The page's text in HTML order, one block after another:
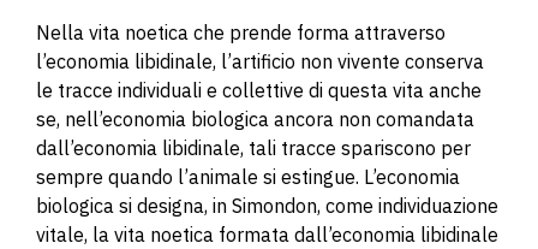
Nella vita noetica che prende forma attraverso
l’economia libidinale, l’artificio non vivente conserva
le tracce individuali e collettive di questa vita anche
se, nell’economia biologica ancora non comandata
dall’economia libidinale, tali tracce spariscono per
sempre quando l’animale si estingue. L’economia
biologica si designa, in Simondon, come individuazione
vitale, la vita noetica formata dall’economia libidinale